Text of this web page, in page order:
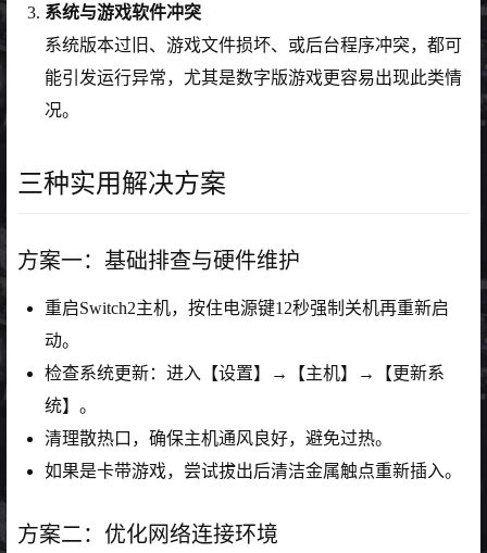
系统与游戏软件冲突
系统版本过旧、游戏文件损坏、或后台程序冲突，都可
能引发运行异常，尤其是数字版游戏更容易出现此类情
况。
三种实用解决方案
方案一：基础排查与硬件维护
重启Switch2主机，按住电源键12秒强制关机再重新启
动。
检查系统更新：进入【设置】→【主机】→【更新系
统】。
清理散热口，确保主机通风良好，避免过热。
如果是卡带游戏，尝试拔出后清洁金属触点重新插入。
方案二：优化网络连接环境